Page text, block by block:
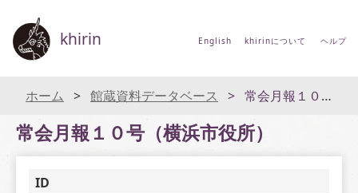
khirin English khirinについて ヘルプ
ホーム 館蔵資料データベース 常会月報１０号（横浜市役所）
常会月報１０号（横浜市役所）
ID